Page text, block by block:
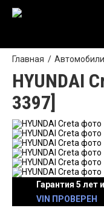
Главная Автомобили
HYUNDAI
3397]
Гарантия 5 лет
VIN ПРОВЕРЕН